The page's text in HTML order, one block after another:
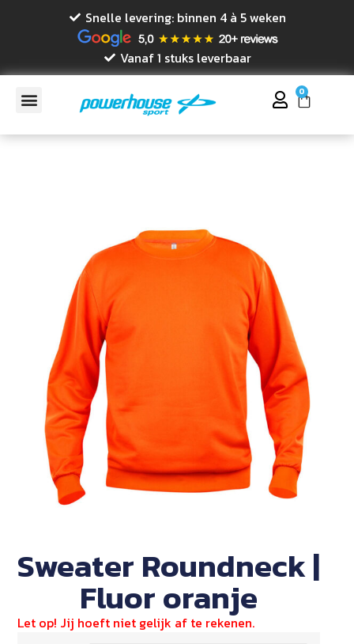
Snelle levering: binnen 4 à 5 weken
Vanaf 1 stuks leverbaar
0
Sweater Roundneck |
Fluor oranje
Let op! Jij hoeft niet gelijk af te rekenen.